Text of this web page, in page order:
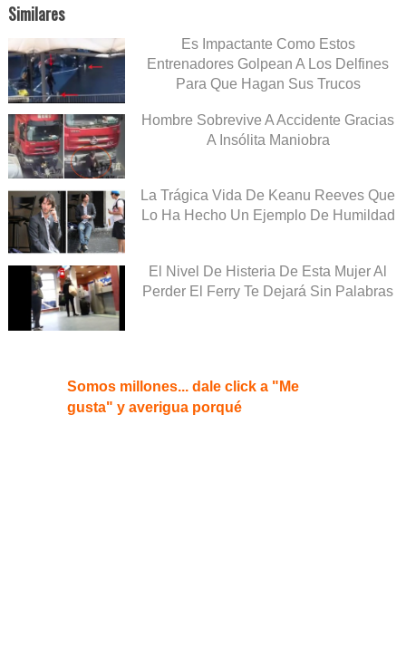
Similares
Es Impactante Como Estos
Entrenadores Golpean A Los Delfines
Para Que Hagan Sus Trucos
Hombre Sobrevive A Accidente Gracias
A Insólita Maniobra
La Trágica Vida De Keanu Reeves Que
Lo Ha Hecho Un Ejemplo De Humildad
El Nivel De Histeria De Esta Mujer Al
Perder El Ferry Te Dejará Sin Palabras
Somos millones... dale click a "Me
gusta" y averigua porqué